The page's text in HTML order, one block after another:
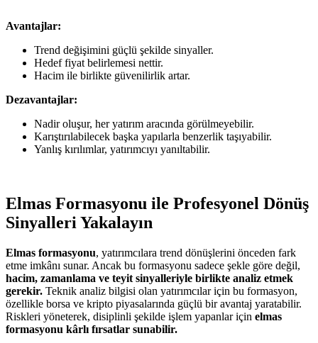
Avantajlar:
Trend değişimini güçlü şekilde sinyaller.
Hedef fiyat belirlemesi nettir.
Hacim ile birlikte güvenilirlik artar.
Dezavantajlar:
Nadir oluşur, her yatırım aracında görülmeyebilir.
Karıştırılabilecek başka yapılarla benzerlik taşıyabilir.
Yanlış kırılımlar, yatırımcıyı yanıltabilir.
Elmas Formasyonu ile Profesyonel Dönüş
Sinyalleri Yakalayın
Elmas formasyonu, yatırımcılara trend dönüşlerini önceden fark
etme imkânı sunar. Ancak bu formasyonu sadece şekle göre değil,
hacim, zamanlama ve teyit sinyalleriyle birlikte analiz etmek
gerekir. Teknik analiz bilgisi olan yatırımcılar için bu formasyon,
özellikle borsa ve kripto piyasalarında güçlü bir avantaj yaratabilir.
Riskleri yöneterek, disiplinli şekilde işlem yapanlar için elmas
formasyonu kârlı fırsatlar sunabilir.